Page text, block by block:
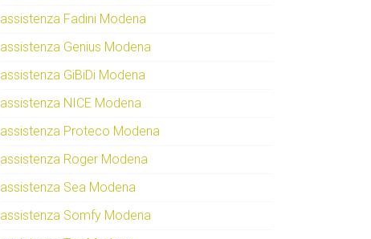
assistenza Fadini Modena
assistenza Genius Modena
assistenza GiBiDi Modena
assistenza NICE Modena
assistenza Proteco Modena
assistenza Roger Modena
assistenza Sea Modena
assistenza Somfy Modena